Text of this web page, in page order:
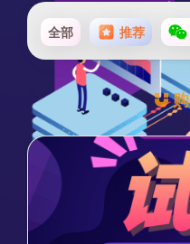
全部 推荐
购